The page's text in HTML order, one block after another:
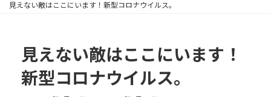
見えない敵はここにいます！新型コロナウイルス。
見えない敵はここにいます！
新型コロナウイルス。